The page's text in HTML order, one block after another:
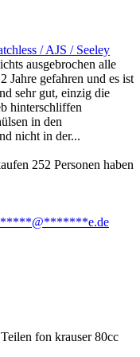
/ AJS / Seeley
ausgebrochen alle
Jahre gefahren und es ist
sehr gut, einzig die
hinterschliffen
in den
nicht in der...
252 Personen haben
fon krauser 80cc